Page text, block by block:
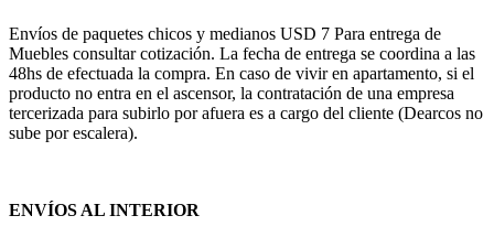
Envíos de paquetes chicos y medianos USD 7 Para entrega de
Muebles consultar cotización. La fecha de entrega se coordina a las
48hs de efectuada la compra. En caso de vivir en apartamento, si el
producto no entra en el ascensor, la contratación de una empresa
tercerizada para subirlo por afuera es a cargo del cliente (Dearcos no
sube por escalera).
ENVÍOS AL INTERIOR